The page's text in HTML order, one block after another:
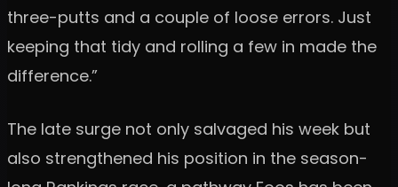
three-putts and a couple of loose errors. Just
keeping that tidy and rolling a few in made the
difference.”
The late surge not only salvaged his week but
also strengthened his position in the season-